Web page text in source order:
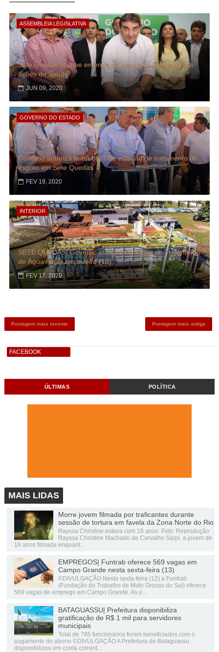
ASSEMBLEIA LEGISLATIVA
Sete Quedas recebe emenda do deputado Onevan para
ações de Saúde
JUN 09, 2020
GOVERNO DO ESTADO
Governo autoriza licitar obra de estação de tratamento de
esgoto em Sete Quedas
FEV 19, 2020
INTERIOR
SETE QUEDAS| Governo inaugura Estação de Tratamento
de Água nesta terça-feira (18)
FEV 17, 2020
Postagem mais recente Postagem mais antiga
FACEBOOK
ÚLTIMAS POLÍTICA
MAIS LIDAS
Morre jovem filmada por traficantes durante
sessão de tortura em favela da Zona Norte do Rio
Rayssa Christine estava com 18 anos Foto: Reprodução
Rayssa Christine Machado de Carvalho Sarpi, a jovem de
18 anos filmada enquant...
EMPREGOS| Funtrab oferece 569 vagas em
Campo Grande nesta sexta-feira (13)
©DIVULGAÇÃO Nesta sexta-feira (12) a Funtrab
(Fundação do Trabalho de Mato Grosso do Sul) oferece
569 vagas de emprego em Campo Grande. As o...
BATAGUASSU| Prefeitura disponibiliza
gratificação de R$ 1 mil para servidores
municipais
Total de 785 funcionários foram beneficiados com o
pagamento do abono ©DIVULGAÇÃO A Prefeitura de Bataguassu
disponibilizou em conta corrent...